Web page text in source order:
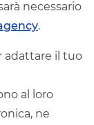
necessario
.
adattare il tuo
al loro
ne